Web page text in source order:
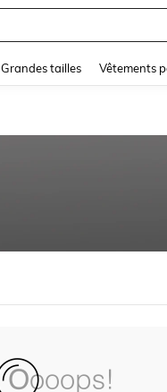
Grandes tailles Vêtements